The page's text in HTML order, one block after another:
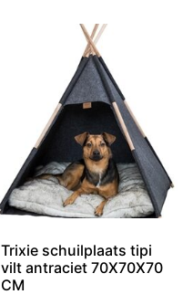
Trixie schuilplaats tipi
vilt antraciet 70X70X70
CM